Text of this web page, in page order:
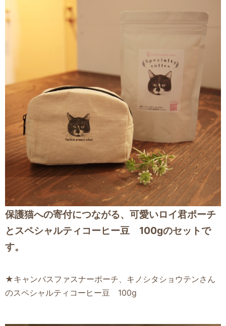
保護猫への寄付につながる、可愛いロイ君ポーチ
とスペシャルティコーヒー豆 100gのセットで
す。
★キャンバスファスナーポーチ、キノシタショウテンさん
のスペシャルティコーヒー豆 100g